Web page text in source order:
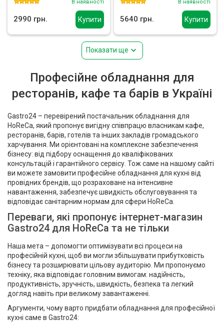
Купити
В наявності
2990 грн. Купити
В наявності
5640 грн.
Показати ще
Професійне обладнання для
ресторанів, кафе та барів в Україні
Gastro24 – перевірений постачальник обладнання для
HoReCa, який пропонує вигідну співпрацю власникам кафе,
ресторанів, барів, готелів та інших закладів громадського
харчування. Ми орієнтовані на комплексне забезпечення
бізнесу: від підбору оснащення до кваліфікованих
консультацій і гарантійного сервісу. Тож саме на нашому сайті
ви можете замовити професійне обладнання для кухні від
провідних брендів, що розраховане на інтенсивне
навантаження, забезпечує швидкість обслуговування та
відповідає санітарним нормам для сфери HoReCa.
Переваги, які пропонує інтернет-магазин
Gastro24 для HoReCa та не тільки
Наша мета – допомогти оптимізувати всі процеси на
професійній кухні, щоб ви могли збільшувати прибутковість
бізнесу та розширювати цільову аудиторію. Ми пропонуємо
техніку, яка відповідає головним вимогам: надійність,
продуктивність, зручність, швидкість, безпека та легкий
догляд навіть при великому завантаженні.
Аргументи, чому варто придбати обладнання для професійної
кухні саме в Gastro24: